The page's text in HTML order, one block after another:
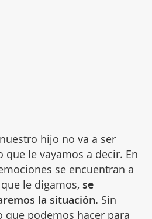
hijo no va a ser
que le vayamos a decir. En
se encuentran a
le digamos, se
la situación. Sin
que podemos hacer para